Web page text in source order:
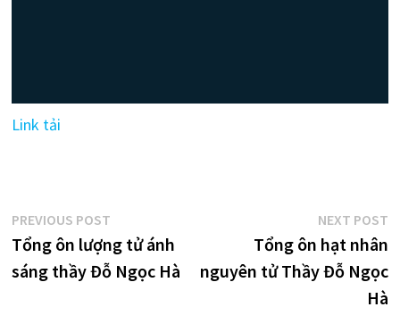
Link tải
Điều
hướng
bài
PREVIOUS POSTPrevious
post:
Tổng ôn lượng tử ánh
sáng thầy Đỗ Ngọc Hà
NEXT POST
Tổng ôn hạt nhân
nguyên tử Thầy Đỗ Ngọc
Hà